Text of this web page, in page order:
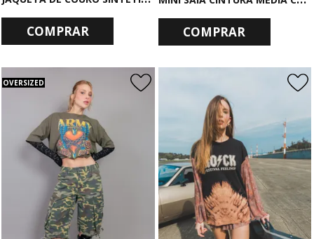
COMPRAR COMPRAR
OVERSIZED